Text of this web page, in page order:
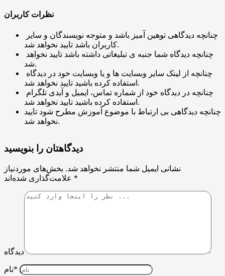
نظرات کاربران
کاربران باشد تایید نخواهد شد.
شد.
استفاده کرده باشید تایید نخواهد شد.
استفاده کرده باشید تایید نخواهد شد.
چنانچه دیدگاهی بی ارتباط با موضوع آموزش مطرح شود تایید
نخواهد شد.
دیدگاهتان را بنویسید
نشانی ایمیل شما منتشر نخواهد شد. بخش‌های موردنیاز
*
دیدگاه
نام*